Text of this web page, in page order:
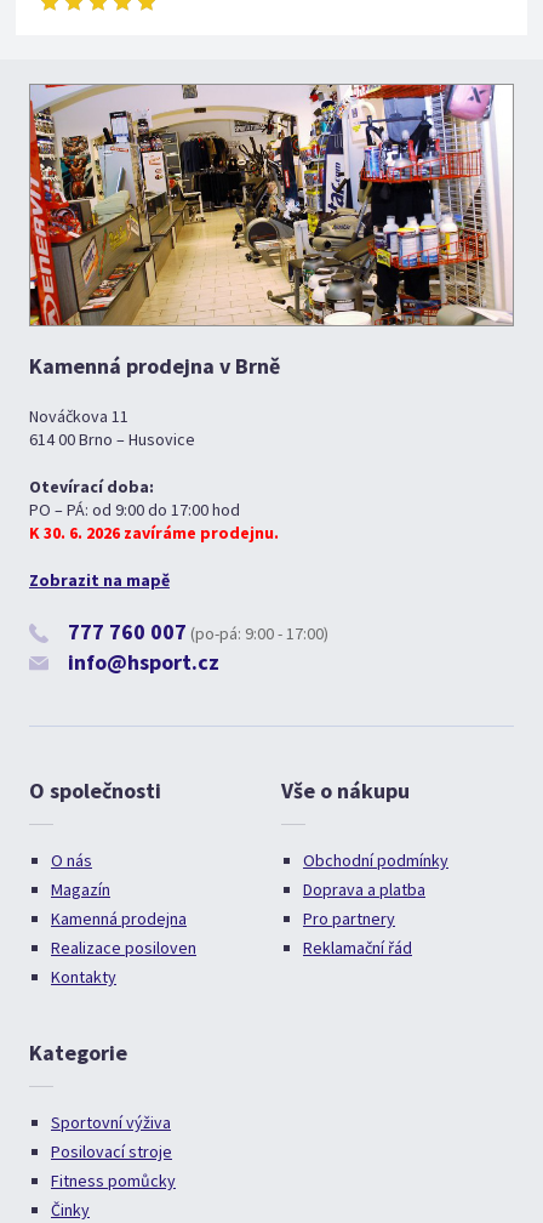
Kamenná prodejna v Brně
Nováčkova 11
614 00 Brno – Husovice
Otevírací doba:
PO – PÁ: od 9:00 do 17:00 hod
K 30. 6. 2026 zavíráme prodejnu.
Zobrazit na mapě
777 760 007 (po-pá: 9:00 - 17:00)
info@hsport.cz
O společnosti
O nás
Magazín
Kamenná prodejna
Realizace posiloven
Kontakty
Vše o nákupu
Obchodní podmínky
Doprava a platba
Pro partnery
Reklamační řád
Kategorie
Sportovní výživa
Posilovací stroje
Fitness pomůcky
Činky